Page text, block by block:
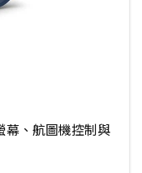
幕、航圖機控制與